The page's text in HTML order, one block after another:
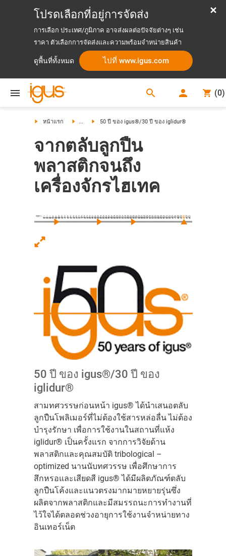
โปรดเลือกที่อยู่การจัดส่ง
การเลือก ประเทศ/ภูมิภาค อาจส่งผลต่อปัจจัยต่างๆ เช่น
ราคา ตัวเลือกการจัดส่งและความพร้อมจำหน่ายสินค้า
ดูพื้นที่ทั้งหมด ไปที่ www.igus.com
search (0)
หน้าแรก ... 50 ปี ของ igus®/30 ปี ของ iglidur®
จากตลับลูกปืน
พลาสติกจนถึง
เครื่องจักรไฮเทค
50 ปี ของ igus®/30 ปี ของ
iglidur®
สามทศวรรษก่อนหน้า igus® ได้นำเสนอตลับ
ลูกปืนโพลิเมอร์ที่ไม่ต้องใช้สารหล่อลื่น ไม่ต้อง
บำรุงรักษา เพื่อการใช้งานในสถานที่แห้ง
iglidur® เป็นครั้งแรก จากการวิจัยด้าน
พลาสติกและคุณสมบัติ tribological –
optimized นานนับทศวรรษ เพื่อศึกษาการ
สึกหรอและเสียดสี igus® ได้มีผลิตภัณฑ์ตลับ
ลูกปืนโค้งและแนวตรงมากมายหยายรุ่นซึ่ง
ผลิตจากพลาสติกและมีสมรรถนะการทำงานที่
ไว้ใจได้ตลอดช่วงอายุการใช้งานจำหน่ายทาง
อินเทอร์เน็ต